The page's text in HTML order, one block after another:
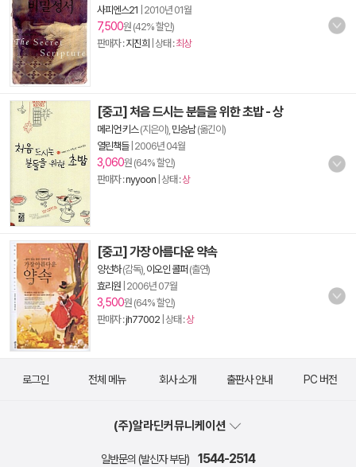
사피엔스21 2010년 01월
7,500원 (42% 할인)
판매자 :지진희 | 상태 :최상
[중고] 처음 드시는 분들을 위한 초밥 - 상
메리언 키스(지은이), 민승남(옮긴이)
열린책들| 2006년 04월
3,060원 (64% 할인)
판매자 :nyyoon | 상태 :상
[중고] 가장 아름다운 약속
양선하(감독), 이오인 콜퍼 (출연)
효리원 2006년 07월
3,500원 (64% 할인)
판매자 :jh77002 | 상태 :상
로그인 전체 메뉴 회사 소개 출판사 안내 PC 버전
(주)알라딘커뮤니케이션
일반문의 (발신자 부담) 1544-2514